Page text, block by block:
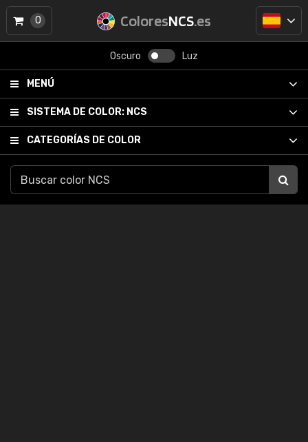
ColoresNCS.es
Oscuro Luz
MENÚ
SISTEMA DE COLOR: NCS
CATEGORÍAS DE COLOR
0